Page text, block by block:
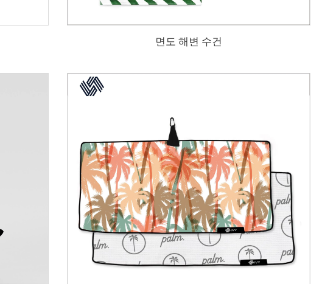
면도 해변 수건